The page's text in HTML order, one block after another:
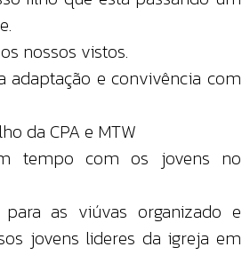
nossos vistos.
adaptação e convivência com
da CPA e MTW
tempo com os jovens no
as viúvas organizado e
jovens lideres da igreja em